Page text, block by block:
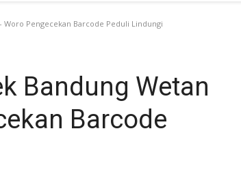
Pengecekan Barcode Peduli Lindungi
Bandung Wetan
Barcode